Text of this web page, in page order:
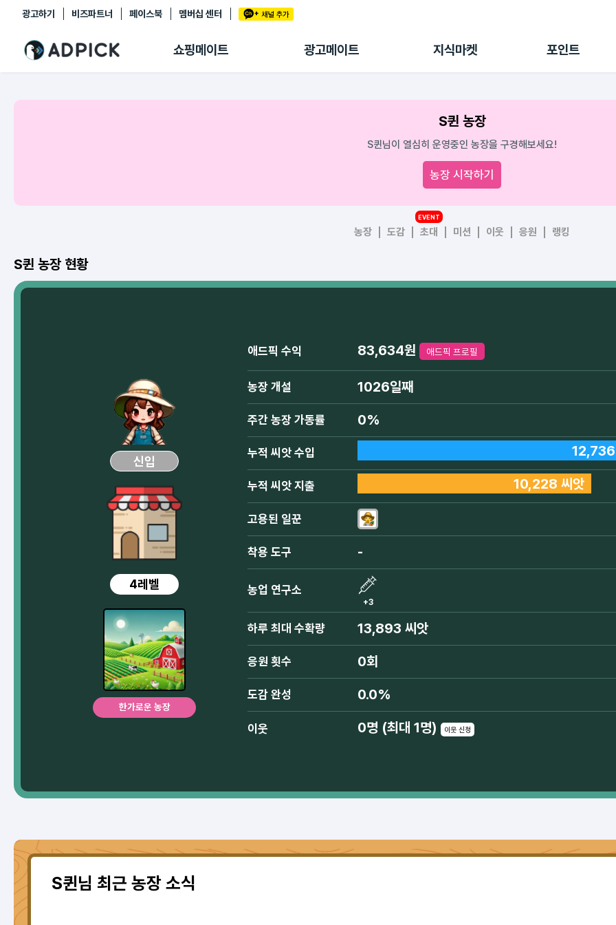
광고하기 비즈파트너 페이스북 멤버십 센터
쇼핑메이트 광고메이트 지식마켓 포인트
추천상품
쇼핑 에이전트
링크관리
광고리포트
출석 룰렛
후원
S퀸 농장
S퀸님이 열심히 운영중인 농장을 구경해보세요!
농장 시작하기
농장 도감 초대
EVENT
미션 이웃 응원 랭킹
S퀸 농장 현황
신입
4레벨
한가로운 농장
애드픽 수익 83,634원 애드픽 프로필
농장 개설 1026일째
주간 농장 가동률 0%
누적 씨앗 수입 12,736
누적 씨앗 지출 10,228 씨앗
고용된 일꾼
착용 도구 -
농업 연구소
+3
하루 최대 수확량 13,893 씨앗
응원 횟수 0회
도감 완성 0.0%
이웃 0명 (최대 1명) 이웃 신청
S퀸님 최근 농장 소식